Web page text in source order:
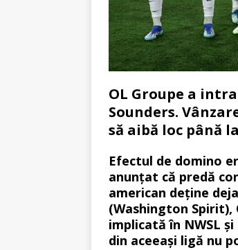
OL Groupe a
Sounders.
să aibă loc până
Efectul de domino
anunțat că predă
american deține
(Washington Spirit),
implicată în NWSL
din aceeași ligă nu